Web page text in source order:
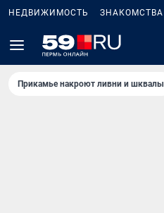
НЕДВИЖИМОСТЬ ЗНАКОМСТВА
Прикамье накроют ливни и шквалы